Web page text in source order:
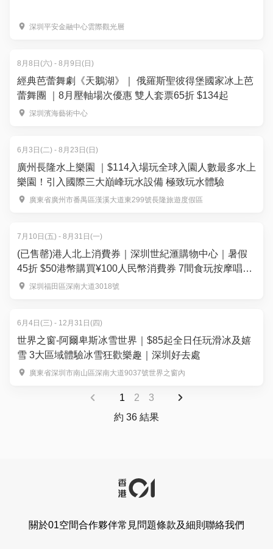
深圳平安金融中心雲際觀光層
8月8日(六) - 8月9日(日)
經典芭蕾舞劇《天鵝湖》｜ 俄羅斯聖彼得堡國家冰上芭
蕾舞團 ｜8月壓軸場次優惠 雙人套票65折 $134起
深圳濱海藝術中心
6月3日(二) - 8月23日(日)
廣州長隆水上樂園 ｜$114入場玩全球入園人數最多水上
樂園！引入國際三大巔峰玩水設備 極致玩水體驗
廣東省廣州市番禺區漢溪大道東299號長隆旅遊度假區
7月10日(五) - 8月31日(一)
(已售罄)港人北上消費券｜深圳世紀滙購物中心｜暑假
45折 $50港幣購買¥100人民幣消費券 7間食玩按摩唱K
熱門店 週末可用｜暑假北上好去處
深圳福田區深南大道3018號
6月4日(三) - 12月31日(四)
世界之窗-阿爾卑斯冰雪世界｜$85起全日任玩滑冰及嬉
雪 3大區域體驗冰雪狂歡樂趣｜深圳好去處
廣東省深圳市南山區深南大道9037號世界之窗內
1 2
3
約 36 結果
關於01空間合作夥伴常見問題條款及細則 聯絡我們